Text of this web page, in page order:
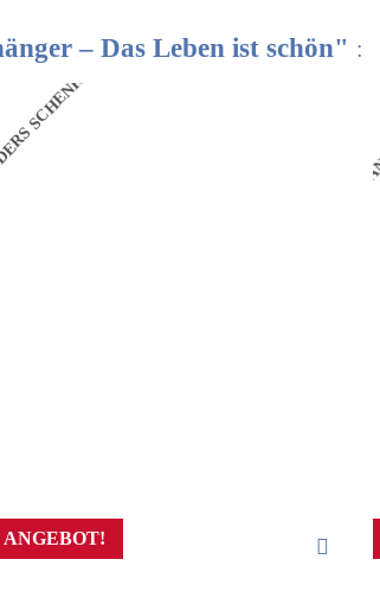
– Das Leben ist schön" :
SCHENKEN
ANGEBOT!